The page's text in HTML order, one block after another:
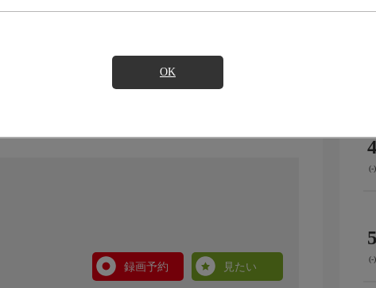
OK
録画予約
見たい
4
(-)
5
(-)